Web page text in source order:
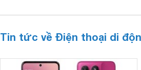
Tin tức về Điện thoại di